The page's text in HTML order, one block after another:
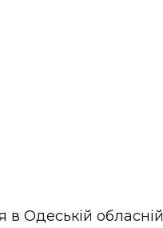
Одеській обласній